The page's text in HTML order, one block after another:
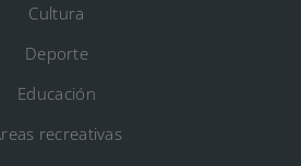
Cultura
Deporte
Educación
recreativas